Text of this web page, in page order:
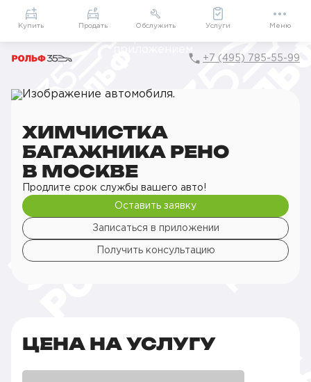
Приложение
Мой РОЛЬФ
Подарки внутри
+7 (495) 785-55-99
Главная
РОЛЬФ Сервис
Сервис Renault
Детейлинг
Химчистка
Химчистка багажника
ХИМЧИСТКА
БАГАЖНИКА РЕНО
В МОСКВЕ
Продлите срок службы вашего авто!
Оставить заявку
Записаться в приложении
Получить консультацию
ЦЕНА НА УСЛУГУ
Купить Продать Обслужить Услуги Меню